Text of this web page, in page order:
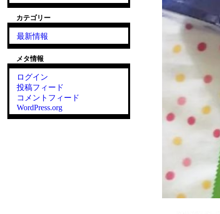
カテゴリー
最新情報
メタ情報
ログイン
投稿フィード
コメントフィード
WordPress.org